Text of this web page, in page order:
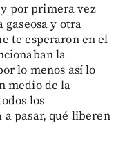
por primera vez
y otra
te esperaron en el
la
lo menos así lo
medio de la
los
a pasar, qué liberen